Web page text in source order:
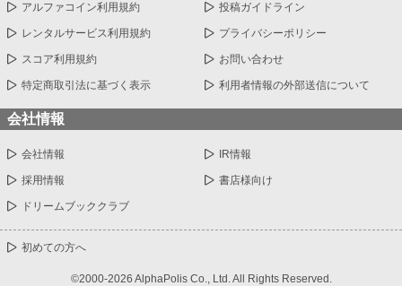
アルファコイン利用規約 投稿ガイドライン
レンタルサービス利用規約 プライバシーポリシー
スコア利用規約 お問い合わせ
特定商取引法に基づく表示 利用者情報の外部送信について
会社情報
会社情報 IR情報
採用情報 書店様向け
ドリームブッククラブ
初めての方へ
©2000-2026 AlphaPolis Co., Ltd. All Rights Reserved.